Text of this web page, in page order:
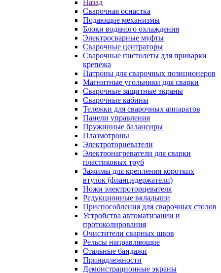
Назад
Сварочная оснастка
Подающие механизмы
Блоки водяного охлаждения
Электросварные муфты
Сварочные центраторы
Сварочные пистолеты для приварки
крепежа
Патроны для сварочных позиционеров
Магнитные угольники для сварки
Сварочные защитные экраны
Сварочные кабины
Тележки для сварочных аппаратов
Панели управления
Пружинные балансиры
Плазмотроны
Электроторцеватели
Электронагреватели для сварки
пластиковых труб
Зажимы для крепления коротких
втулок (фланцедержатели)
Ножи электроторцевателя
Редукционные вкладыши
Приспособления для сварочных столов
Устройства автоматизации и
протоколирования
Очистители сварных швов
Рельсы направляющие
Стальные бандажи
Принадлежности
Демонстрационные экраны